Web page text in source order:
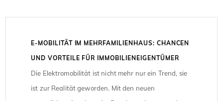
E-MOBILITÄT IM MEHRFAMILIENHAUS: CHANCEN
UND VORTEILE FÜR IMMOBILIENEIGENTÜMER
Die Elektromobilität ist nicht mehr nur ein Trend, sie
ist zur Realität geworden. Mit den neuen